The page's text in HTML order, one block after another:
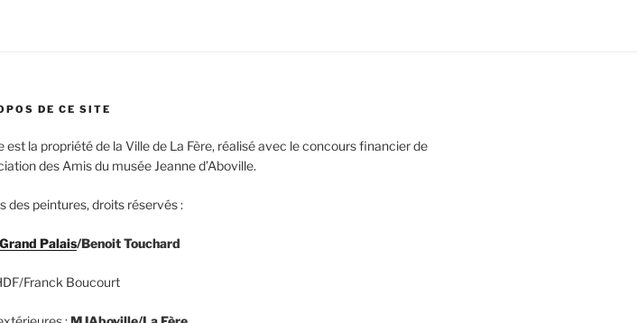
DE CE SITE
est la propriété de la Ville de La Fère, réalisé avec le concours financier de
des Amis du musée Jeanne d’Aboville.
des peintures, droits réservés :
Palais/Benoit Touchard
Franck Boucourt